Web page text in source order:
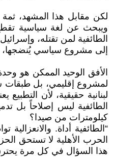
ويبحث عن لغة سياسية تقطع
الطائفية لمن تقتله،
إلى مشروع سياسي يُنضجها،
الأفق الوحيد الممكن هو
لمشروع إقليمي، بل طبقات
لبنانية حقيقية، لأن
الطائفية ليس إصلاحاً بل
كيلومترات من صيدا؟
“الطائفية أداة.
الحرب الأهلية لا تستحق
هذا السؤال في كل مرة